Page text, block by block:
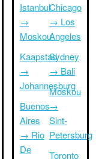
Istanbul
→
Moskou
Kaapstad
→
Johannesburg
Buenos
Aires
→ Rio
De
Chicago
→ Los
Angeles
Sydney
→ Bali
Moskou
→
Sint-
Petersburg
Toronto